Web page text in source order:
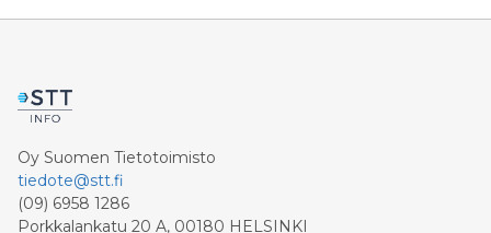
Oy Suomen Tietotoimisto
tiedote@stt.fi
(09) 6958 1286
Porkkalankatu 20 A, 00180 HELSINKI